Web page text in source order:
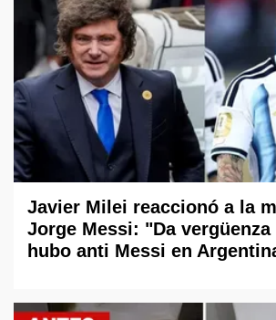
Javier Milei reaccionó a la
Jorge Messi: "Da vergüenza
hubo anti Messi en